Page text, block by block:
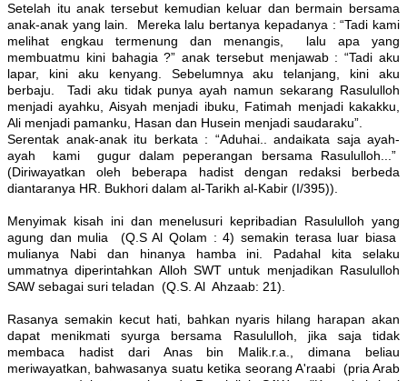
Setelah itu anak tersebut kemudian keluar dan bermain bersama
anak-anak yang lain. Mereka lalu bertanya kepadanya : “Tadi kami
melihat engkau termenung dan menangis, lalu apa yang
membuatmu kini bahagia ?” anak tersebut menjawab : “Tadi aku
lapar, kini aku kenyang. Sebelumnya aku telanjang, kini aku
berbaju. Tadi aku tidak punya ayah namun sekarang Rasululloh
menjadi ayahku, Aisyah menjadi ibuku, Fatimah menjadi kakakku,
Ali menjadi pamanku, Hasan dan Husein menjadi saudaraku”.
Serentak anak-anak itu berkata : “Aduhai.. andaikata saja ayah-
ayah kami gugur dalam peperangan bersama Rasululloh...”
(Diriwayatkan oleh beberapa hadist dengan redaksi berbeda
diantaranya HR. Bukhori dalam al-Tarikh al-Kabir (I/395)).
Menyimak kisah ini dan menelusuri kepribadian Rasululloh yang
agung dan mulia (Q.S Al Qolam : 4) semakin terasa luar biasa
mulianya Nabi dan hinanya hamba ini. Padahal kita selaku
ummatnya diperintahkan Alloh SWT untuk menjadikan Rasululloh
SAW sebagai suri teladan (Q.S. Al Ahzaab: 21).
Rasanya semakin kecut hati, bahkan nyaris hilang harapan akan
dapat menikmati syurga bersama Rasululloh, jika saja tidak
membaca hadist dari Anas bin Malik.r.a., dimana beliau
meriwayatkan, bahwasanya suatu ketika seorang A'raabi (pria Arab